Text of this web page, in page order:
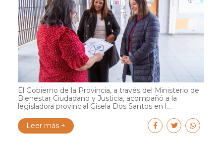
El Gobierno de la Provincia, a través del Ministerio de
Bienestar Ciudadano y Justicia, acompañó a la
legisladora provincial Gisela Dos Santos en l...
Leer más +